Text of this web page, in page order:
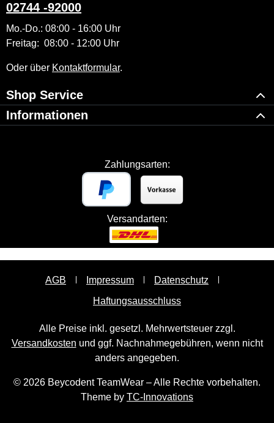
02744 -92000
Mo.-Do.: 08:00 - 16:00 Uhr
Freitag: 08:00 - 12:00 Uhr
Oder über Kontaktformular.
Shop Service
Informationen
Zahlungsarten:
Versandarten:
AGB Impressum
Datenschutz
Haftungsausschluss
Alle Preise inkl. gesetzl. Mehrwertsteuer zzgl.
Versandkosten und ggf. Nachnahmegebühren, wenn nicht
anders angegeben.
© 2026 Beycodent TeamWear – Alle Rechte vorbehalten.
Theme by TC-Innovations